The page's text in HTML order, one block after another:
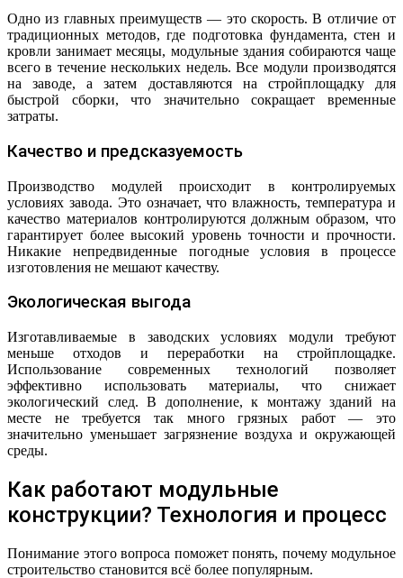
Одно из главных преимуществ — это скорость. В отличие от
традиционных методов, где подготовка фундамента, стен и
кровли занимает месяцы, модульные здания собираются чаще
всего в течение нескольких недель. Все модули производятся
на заводе, а затем доставляются на стройплощадку для
быстрой сборки, что значительно сокращает временные
затраты.
Качество и предсказуемость
Производство модулей происходит в контролируемых
условиях завода. Это означает, что влажность, температура и
качество материалов контролируются должным образом, что
гарантирует более высокий уровень точности и прочности.
Никакие непредвиденные погодные условия в процессе
изготовления не мешают качеству.
Экологическая выгода
Изготавливаемые в заводских условиях модули требуют
меньше отходов и переработки на стройплощадке.
Использование современных технологий позволяет
эффективно использовать материалы, что снижает
экологический след. В дополнение, к монтажу зданий на
месте не требуется так много грязных работ — это
значительно уменьшает загрязнение воздуха и окружающей
среды.
Как работают модульные
конструкции? Технология и процесс
Понимание этого вопроса поможет понять, почему модульное
строительство становится всё более популярным.